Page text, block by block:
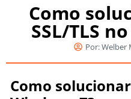
Como
SSL/TLS
Por:Welber
Como